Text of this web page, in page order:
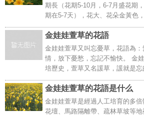
期長（花期5-10月，6-7月盛花期
期在5-7天），花大、花朵金黃色
觀賞價值高，加之金娃娃萱草適
培管理簡單，常用于公園、廣場、
金娃娃萱草的花語
金娃娃萱草又叫忘憂草，花語為
情，放下憂愁，忘記不愉快。 金
培歷史，萱草又名諼草，諼就是
之于《詩經&middot;衛風
之背”。朱熹注曰：“諼草，令人忘
金娃娃萱草的花語是什么
金娃娃萱草是經過人工培育的多
花壇、馬路隔離帶、疏林草坡等